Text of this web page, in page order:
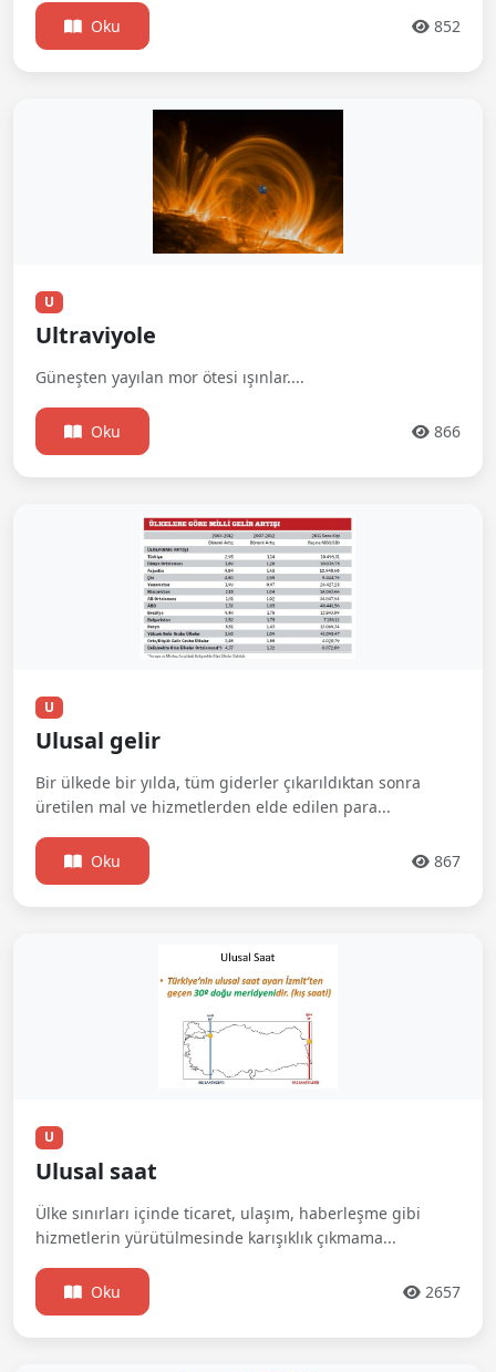
Oku 852
U
Ultraviyole
Güneşten yayılan mor ötesi ışınlar....
Oku 866
U
Ulusal gelir
Bir ülkede bir yılda, tüm giderler çıkarıldıktan sonra
üretilen mal ve hizmetlerden elde edilen para...
Oku 867
U
Ulusal saat
Ülke sınırları içinde ticaret, ulaşım, haberleşme gibi
hizmetlerin yürütülmesinde karışıklık çıkmama...
Oku 2657